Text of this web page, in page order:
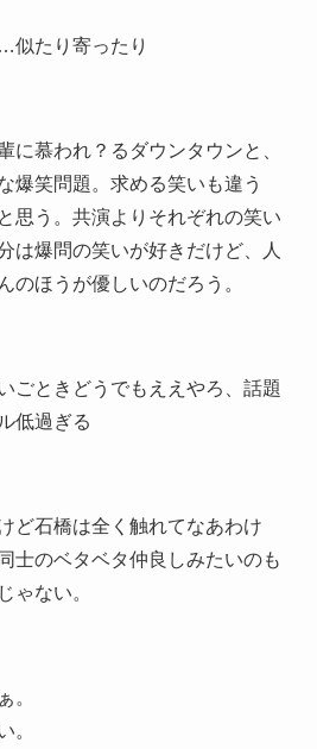
似たり寄ったり
に慕われ？るダウンタウンと、
爆笑問題。求める笑いも違う
思う。共演よりそれぞれの笑い
は爆問の笑いが好きだけど、人
のほうが優しいのだろう。
ごときどうでもええやろ、話題
低過ぎる
ど石橋は全く触れてなあわけ
士のベタベタ仲良しみたいのも
ゃない。
。
。